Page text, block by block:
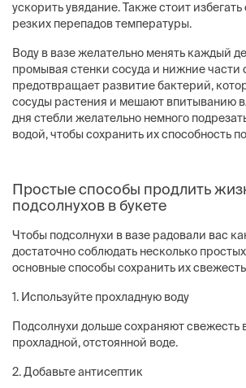
ускорить увядание. Также стоит избегать
резких перепадов температуры.
Воду в вазе желательно менять каждый
промывая стенки сосуда и нижние части
предотвращает развитие бактерий,
сосуды растения и мешают впитыванию
дня стебли желательно немного
водой, чтобы сохранить их способность
Простые способы продлить
подсолнухов в букете
Чтобы подсолнухи в вазе радовали вас
достаточно соблюдать несколько
основные способы сохранить их
1. Используйте прохладную воду
Подсолнухи дольше сохраняют свежесть
прохладной, отстоянной воде.
2. Добавьте антисептик